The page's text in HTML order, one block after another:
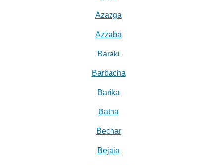
Azazga
Azzaba
Baraki
Barbacha
Barika
Batna
Bechar
Bejaia